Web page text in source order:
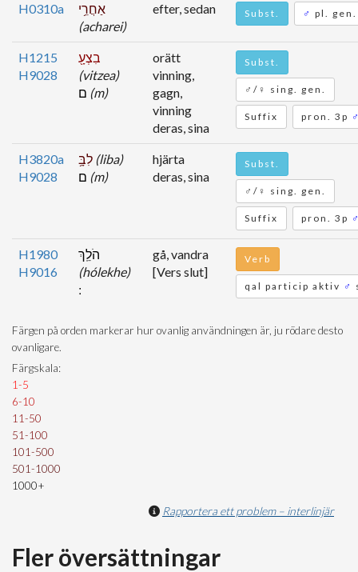
H0310a
אַחֲרֵ֥י
(acharei)
efter, sedan Subst. ♂ pl. gen.
H1215
H9028
בִצְעָ֖
(vitzea)
(m)
orätt
vinning,
gagn,
vinning
deras, sina
Subst.
♂/♀ sing. gen.
Suffix pron. 3p
H3820a
H9028
(liba)
(m)
hjärta
deras, sina
Subst.
♂/♀ sing. gen.
Suffix pron. 3p
H1980
H9016
הֹלֵֽךְ
(hólekhe)
gå, vandra
[Vers slut]
Verb
qal particip aktiv ♂
Färgen på orden markerar hur ovanlig användningen är, ju rödare desto
ovanligare.
Färgskala:
1-5
6-10
11-50
51-100
101-500
501-1000
1000+
Rapportera ett problem – interlinjär
Fler översättningar